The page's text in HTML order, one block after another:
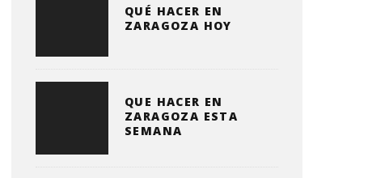
QUÉ HACER EN
ZARAGOZA HOY
QUE HACER EN
ZARAGOZA ESTA
SEMANA